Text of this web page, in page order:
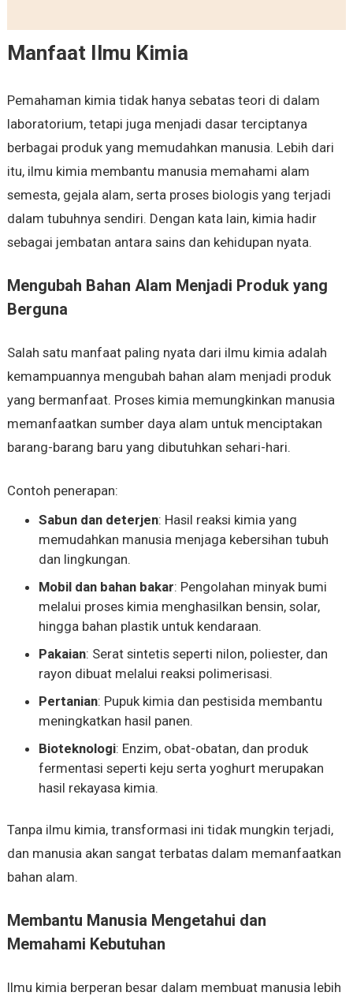
Manfaat Ilmu Kimia
Pemahaman kimia tidak hanya sebatas teori di dalam
laboratorium, tetapi juga menjadi dasar terciptanya
berbagai produk yang memudahkan manusia. Lebih dari
itu, ilmu kimia membantu manusia memahami alam
semesta, gejala alam, serta proses biologis yang terjadi
dalam tubuhnya sendiri. Dengan kata lain, kimia hadir
sebagai jembatan antara sains dan kehidupan nyata.
Mengubah Bahan Alam Menjadi Produk yang
Berguna
Salah satu manfaat paling nyata dari ilmu kimia adalah
kemampuannya mengubah bahan alam menjadi produk
yang bermanfaat. Proses kimia memungkinkan manusia
memanfaatkan sumber daya alam untuk menciptakan
barang-barang baru yang dibutuhkan sehari-hari.
Contoh penerapan:
Sabun dan deterjen: Hasil reaksi kimia yang
memudahkan manusia menjaga kebersihan tubuh
dan lingkungan.
Mobil dan bahan bakar: Pengolahan minyak bumi
melalui proses kimia menghasilkan bensin, solar,
hingga bahan plastik untuk kendaraan.
Pakaian: Serat sintetis seperti nilon, poliester, dan
rayon dibuat melalui reaksi polimerisasi.
Pertanian: Pupuk kimia dan pestisida membantu
meningkatkan hasil panen.
Bioteknologi: Enzim, obat-obatan, dan produk
fermentasi seperti keju serta yoghurt merupakan
hasil rekayasa kimia.
Tanpa ilmu kimia, transformasi ini tidak mungkin terjadi,
dan manusia akan sangat terbatas dalam memanfaatkan
bahan alam.
Membantu Manusia Mengetahui dan
Memahami Kebutuhan
Ilmu kimia berperan besar dalam membuat manusia lebih